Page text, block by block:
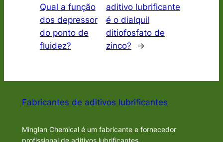
Qual a função
dos depressor
do ponto de
fluidez?
aditivo lubrificante
é o dialquil
ditiofosfato de
zinco?
→
Fabricantes de aditivos lubrificantes
Minglan Chemical é um fabricante e fornecedor